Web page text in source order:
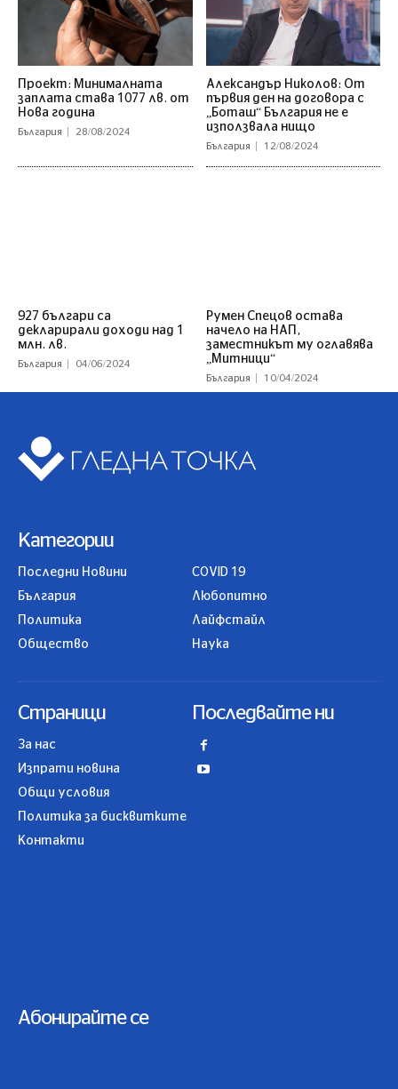
Проект: Минималната
заплата става 1077 лв. от
Нова година
България 28/08/2024
Александър Николов: От
първия ден на договора с
„Боташ“ България не е
използвала нищо
България 12/08/2024
927 българи са
декларирали доходи над 1
млн. лв.
България 04/06/2024
Румен Спецов остава
начело на НАП,
заместникът му оглавява
„Митници“
България 10/04/2024
Категории
Последни Новини
България
Политика
Общество
COVID 19
Любопитно
Лайфстайл
Наука
Страници
За нас
Изпрати новина
Общи условия
Политика за бисквитките
Контакти
Последвайте ни
Абонирайте се